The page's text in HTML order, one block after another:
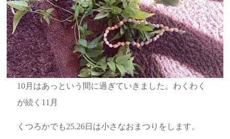
10月はあっという間に過ぎていきました。わくわく
が続く11月
くつろかでも25.26日は小さなおまつりをします。